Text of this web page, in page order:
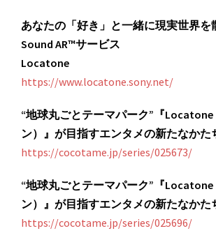
あなたの「好き」と一緒に現実世界を
Sound AR™サービス
Locatone
https://www.locatone.sony.net/
“地球丸ごとテーマパーク”『
ン）』が目指すエンタメの新たなかた
https://cocotame.jp/series/025673/
“地球丸ごとテーマパーク”『
ン）』が目指すエンタメの新たなかた
https://cocotame.jp/series/025696/